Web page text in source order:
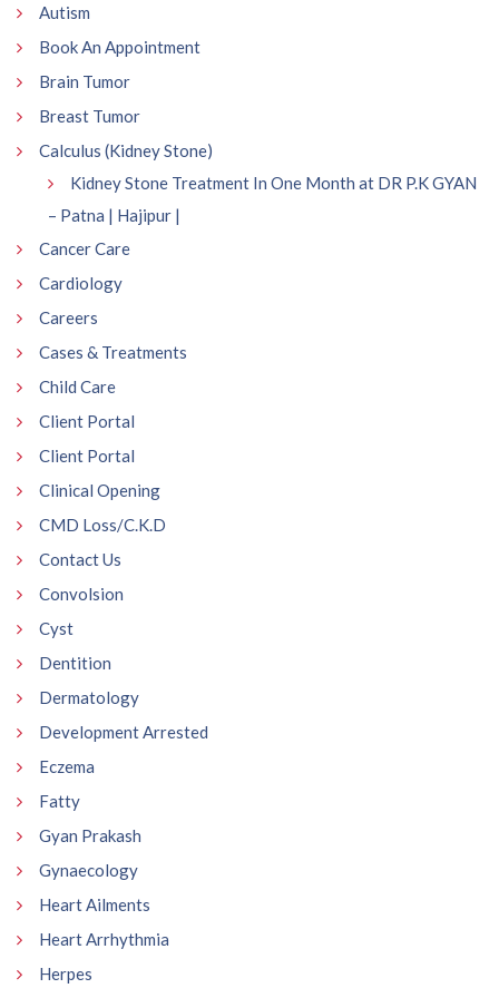
Autism
Book An Appointment
Brain Tumor
Breast Tumor
Calculus (Kidney Stone)
Kidney Stone Treatment In One Month at DR P.K GYAN
– Patna | Hajipur |
Cancer Care
Cardiology
Careers
Cases & Treatments
Child Care
Client Portal
Client Portal
Clinical Opening
CMD Loss/C.K.D
Contact Us
Convolsion
Cyst
Dentition
Dermatology
Development Arrested
Eczema
Fatty
Gyan Prakash
Gynaecology
Heart Ailments
Heart Arrhythmia
Herpes